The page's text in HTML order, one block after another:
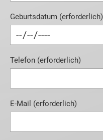
Geburtsdatum (erforderlich)
Telefon (erforderlich)
E-Mail (erforderlich)